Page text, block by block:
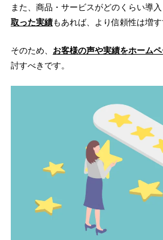
また、商品・サービスがどのくらい導入
取った実績もあれば、より信頼性は増す
そのため、 お客様の声や実績をホーム
討すべきです。